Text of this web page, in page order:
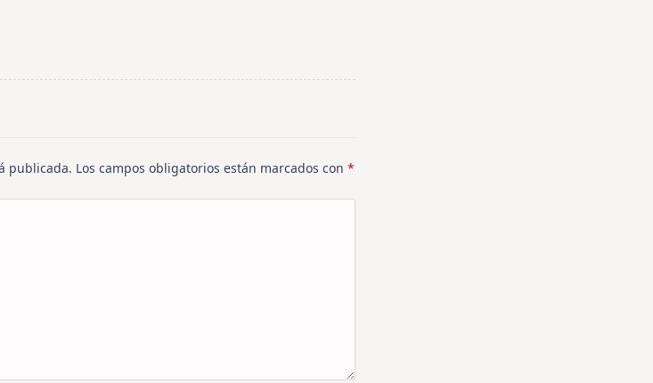
publicada. Los campos obligatorios están marcados con *